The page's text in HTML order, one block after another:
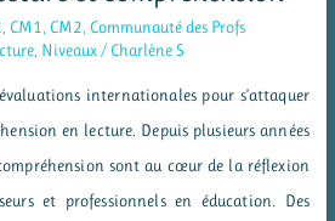
CM1 CM2 Communauté des Profs
Niveaux / Charlène S
internationales pour s’attaquer
en lecture. Depuis plusieurs années
sont au cœur de la réflexion
et professionnels en éducation. Des